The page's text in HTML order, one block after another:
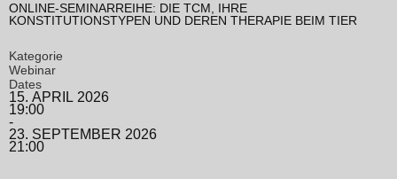
ONLINE-SEMINARREIHE: DIE TCM, IHRE
KONSTITUTIONSTYPEN UND DEREN THERAPIE BEIM TIER
Kategorie
Webinar
Dates
15. APRIL 2026
19:00
-
23. SEPTEMBER 2026
21:00